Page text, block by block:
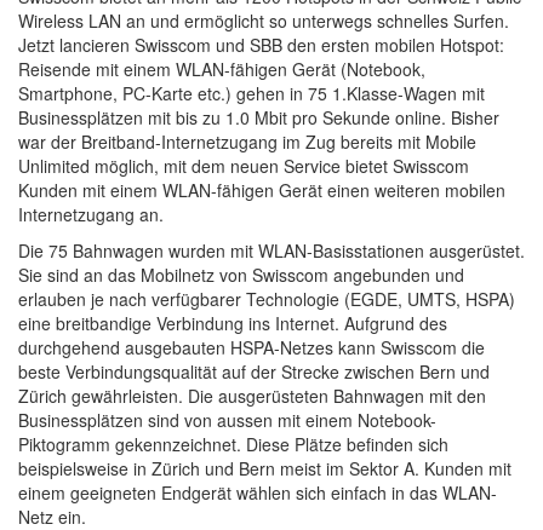
Wireless LAN an und ermöglicht so unterwegs schnelles Surfen.
Jetzt lancieren Swisscom und SBB den ersten mobilen Hotspot:
Reisende mit einem WLAN-fähigen Gerät (Notebook,
Smartphone, PC-Karte etc.) gehen in 75 1.Klasse-Wagen mit
Businessplätzen mit bis zu 1.0 Mbit pro Sekunde online. Bisher
war der Breitband-Internetzugang im Zug bereits mit Mobile
Unlimited möglich, mit dem neuen Service bietet Swisscom
Kunden mit einem WLAN-fähigen Gerät einen weiteren mobilen
Internetzugang an.
Die 75 Bahnwagen wurden mit WLAN-Basisstationen ausgerüstet.
Sie sind an das Mobilnetz von Swisscom angebunden und
erlauben je nach verfügbarer Technologie (EGDE, UMTS, HSPA)
eine breitbandige Verbindung ins Internet. Aufgrund des
durchgehend ausgebauten HSPA-Netzes kann Swisscom die
beste Verbindungsqualität auf der Strecke zwischen Bern und
Zürich gewährleisten. Die ausgerüsteten Bahnwagen mit den
Businessplätzen sind von aussen mit einem Notebook-
Piktogramm gekennzeichnet. Diese Plätze befinden sich
beispielsweise in Zürich und Bern meist im Sektor A. Kunden mit
einem geeigneten Endgerät wählen sich einfach in das WLAN-
Netz ein.